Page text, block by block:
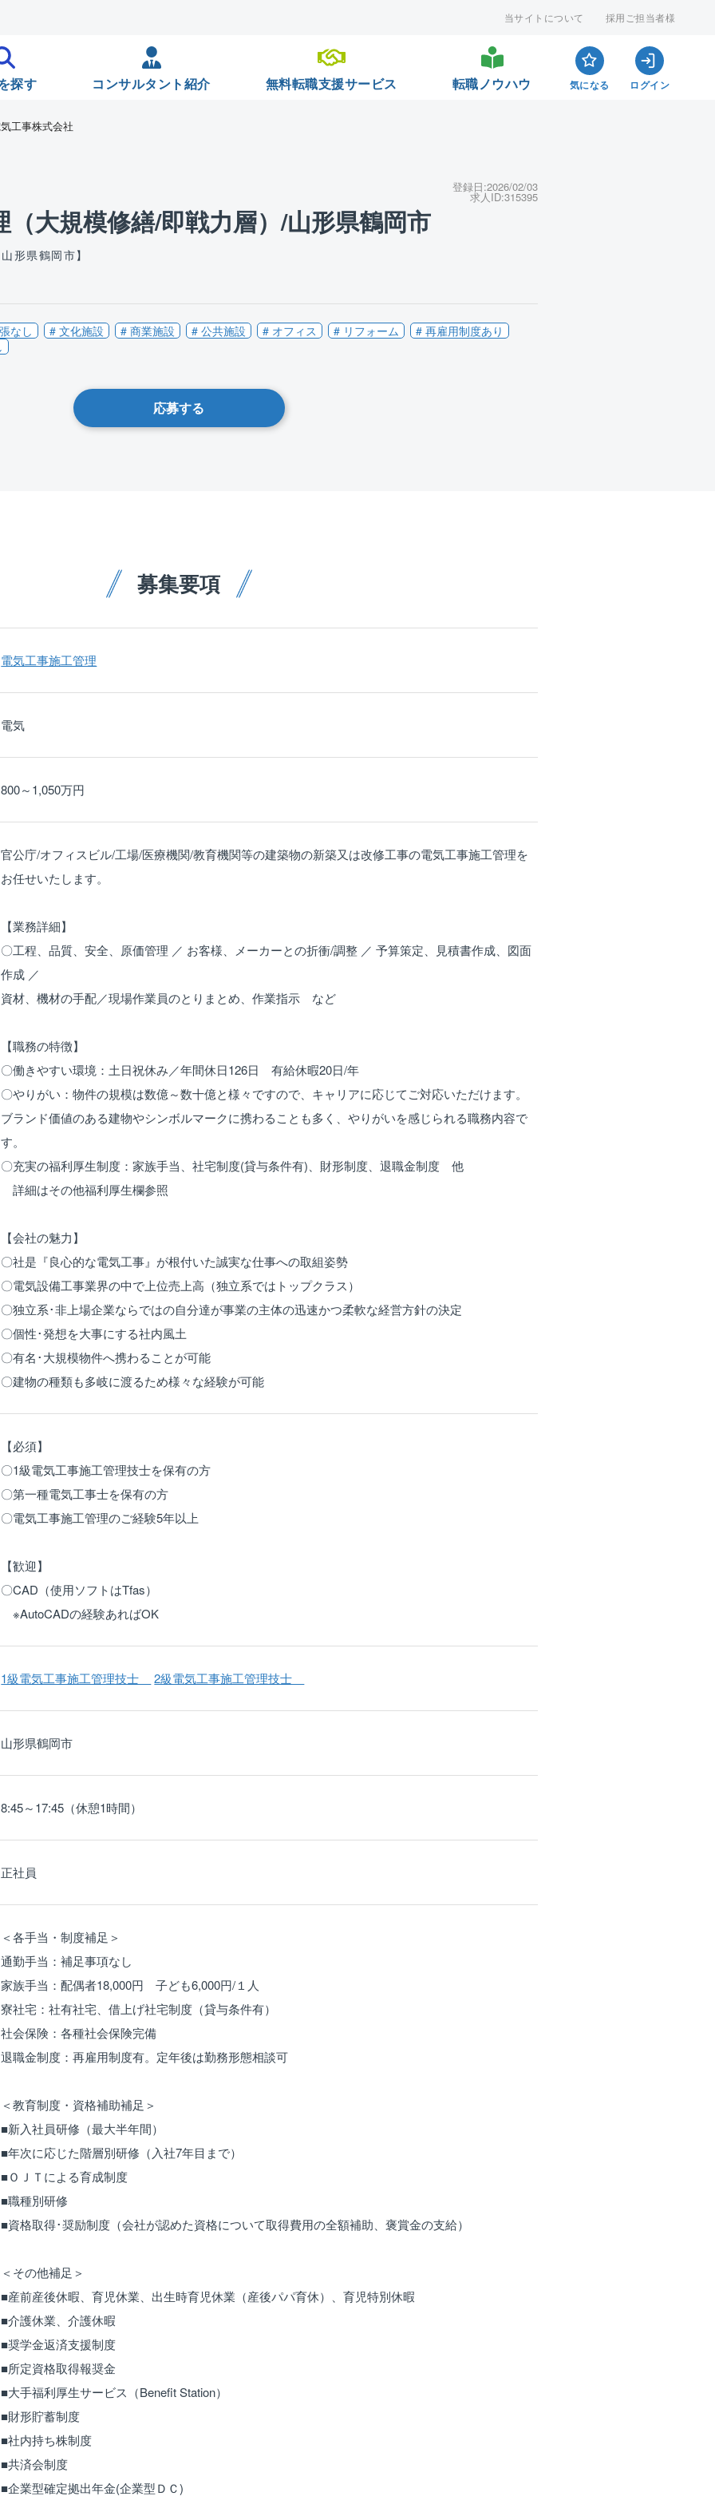
当サイトについて 採用ご担当者様
探す コンサルタント紹介 無料転職支援サービス 転職ノウハウ 気になる ログイン
登録日:2026/02/03
求人ID:315395
（大規模修繕/即戦力層）/山形県鶴岡市
形県鶴岡市】
なし # 文化施設 # 商業施設 # 公共施設 # オフィス # リフォーム
# 再雇用制度あり
応募する
募集要項
電気工事施工管理
電気
800～1,050万円
官公庁/オフィスビル/工場/医療機関/教育機関等の建築物の新築又は改修工事の電気工事施工管理を
お任せいたします。
【業務詳細】
〇工程、品質、安全、原価管理 ／ お客様、メーカーとの折衝/調整 ／ 予算策定、見積書作成、図面
作成 ／
資材、機材の手配／現場作業員のとりまとめ、作業指示 など
【職務の特徴】
〇働きやすい環境：土日祝休み／年間休日126日 有給休暇20日/年
〇やりがい：物件の規模は数億～数十億と様々ですので、キャリアに応じてご対応いただけます。
ブランド価値のある建物やシンボルマークに携わることも多く、やりがいを感じられる職務内容で
す。
〇充実の福利厚生制度：家族手当、社宅制度(貸与条件有)、財形制度、退職金制度 他
詳細はその他福利厚生欄参照
【会社の魅力】
〇社是『良心的な電気工事』が根付いた誠実な仕事への取組姿勢
〇電気設備工事業界の中で上位売上高（独立系ではトップクラス）
〇独立系･非上場企業ならではの自分達が事業の主体の迅速かつ柔軟な経営方針の決定
〇個性･発想を大事にする社内風土
〇有名･大規模物件へ携わることが可能
〇建物の種類も多岐に渡るため様々な経験が可能
【必須】
〇1級電気工事施工管理技士を保有の方
〇第一種電気工事士を保有の方
〇電気工事施工管理のご経験5年以上
【歓迎】
〇CAD（使用ソフトはTfas）
※AutoCADの経験あればOK
1級電気工事施工管理技士 2級電気工事施工管理技士
山形県鶴岡市
8:45～17:45（休憩1時間）
正社員
＜各手当・制度補足＞
通勤手当：補足事項なし
家族手当：配偶者18,000円 子ども6,000円/１人
寮社宅：社有社宅、借上げ社宅制度（貸与条件有）
社会保険：各種社会保険完備
退職金制度：再雇用制度有。定年後は勤務形態相談可
＜教育制度・資格補助補足＞
■新入社員研修（最大半年間）
■年次に応じた階層別研修（入社7年目まで）
■ＯＪＴによる育成制度
■職種別研修
■資格取得･奨励制度（会社が認めた資格について取得費用の全額補助、褒賞金の支給）
＜その他補足＞
■産前産後休暇、育児休業、出生時育児休業（産後パパ育休）、育児特別休暇
■介護休業、介護休暇
■奨学金返済支援制度
■所定資格取得報奨金
■大手福利厚生サービス（Benefit Station）
■財形貯蓄制度
■社内持ち株制度
■共済会制度
■企業型確定拠出年金(企業型ＤＣ)
工事株式会社